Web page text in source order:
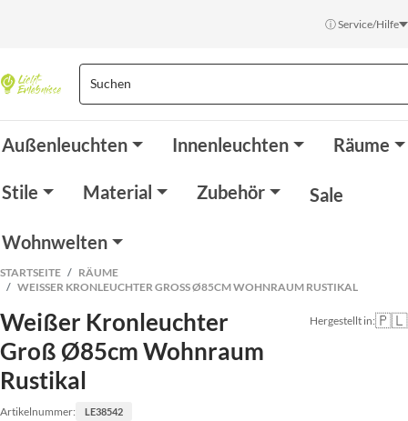
ⓘ Service/Hilfe
Außenleuchten Innenleuchten Räume
Stile Material Zubehör Sale
Wohnwelten
STARTSEITE
RÄUME
WEISSER KRONLEUCHTER GROSS Ø85CM WOHNRAUM RUSTIKAL
Weißer Kronleuchter
Groß Ø85cm Wohnraum
Rustikal
Artikelnummer: LE38542
Hergestellt in:🇵🇱